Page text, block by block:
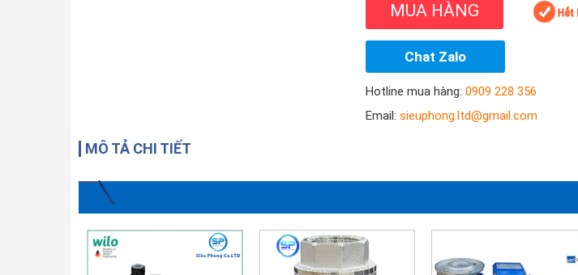
MUA HÀNG
Chat Zalo
Hotline mua hàng:0909 228 356
Email:sieuphong.ltd@gmail.com
MÔ TẢ CHI TIẾT